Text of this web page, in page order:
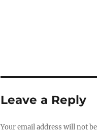
Leave a Reply
Your email address will not